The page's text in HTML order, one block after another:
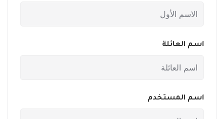
اسم العائلة
اسم المستخدم